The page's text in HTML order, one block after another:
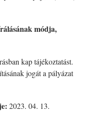
módja,
kap tájékoztatást.
jogát a pályázat
2023. 04. 13.